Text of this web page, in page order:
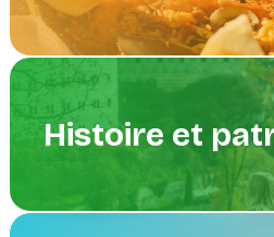
Histoire et